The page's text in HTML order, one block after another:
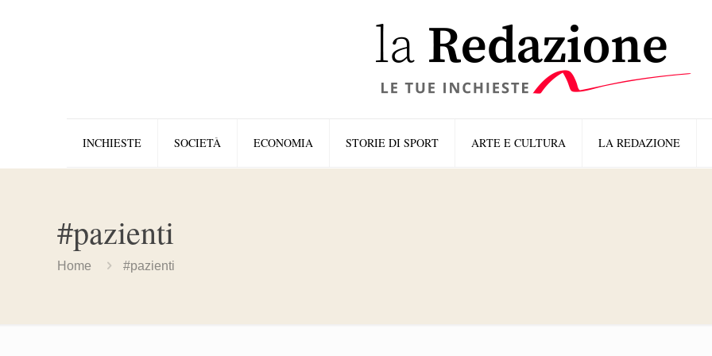
INCHIESTE SOCIETÀ ECONOMIA STORIE DI SPORT ARTE E CULTURA LA REDAZIONE
#pazienti
Home #pazienti